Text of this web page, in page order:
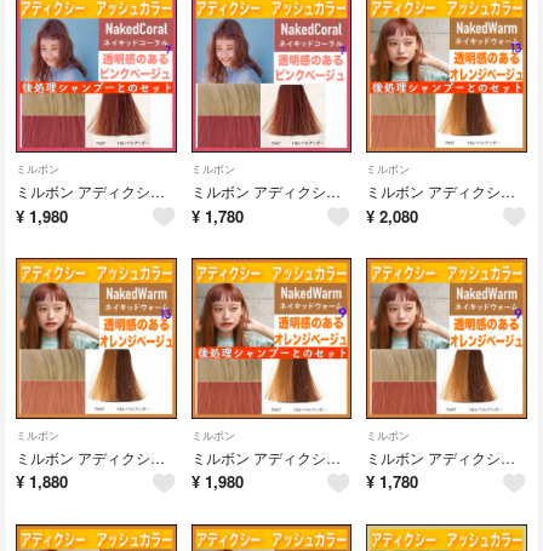
ミルボン
ミルボン アディクシー⑦ピンクベージュとシャンプー【ブリーチとセットで5%割引き
¥ 1,980
ミルボン
ミルボン アディクシー ⑦ピンクベージュ コーラル【ブリーチとセットで5%割引き
¥ 1,780
ミルボン
ミルボン アディクシー⑬オレンジベージュとシャンプー【ブリーチとセットで5%割引
¥ 2,080
ミルボン
ミルボン アディクシー ⑬オレンジベージュ 【ブリーチとセットで5%割引き
¥ 1,880
ミルボン
ミルボン アディクシー⑨オレンジベージュとシャンプー【ブリーチとセットで5%割引
¥ 1,980
ミルボン
ミルボン アディクシー ⑨オレンジベージュ 【ブリーチとセットで5%割引き
¥ 1,780